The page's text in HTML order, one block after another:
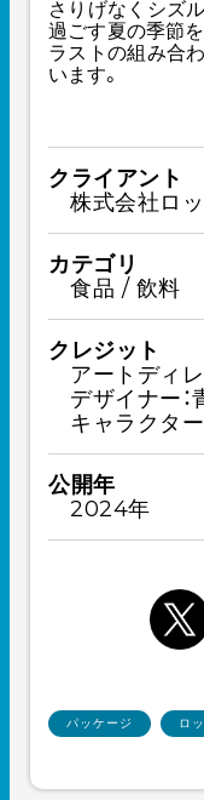
さりげなくシズ
過ごす夏の季節
ラストの組み合
います。
クライアント
株式会社ロ
カテゴリ
食品 / 飲料
クレジット
アートディ
デザイナー：
キャラクタ
公開年
2024年
パッケージ ロ